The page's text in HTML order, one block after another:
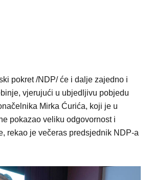
pokret /NDP/ će i dalje zajedno i
vjerujući u ubjedljivu pobjedu
Mirka Ćurića, koji je u
pokazao veliku odgovornost i
rekao je večeras predsjednik NDP-a